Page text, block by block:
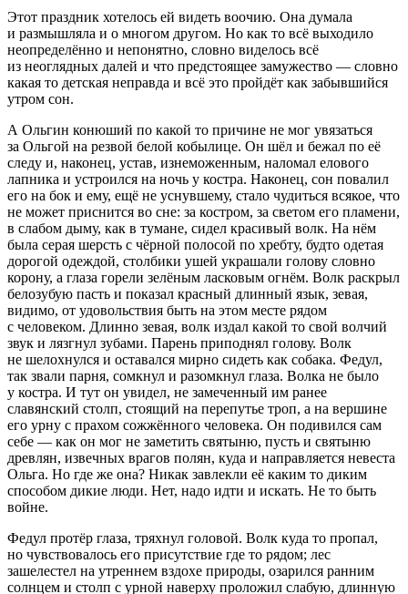
Этот праздник хотелось ей видеть воочию. Она думала
и размышляла и о многом другом. Но как то всё выходило
неопределённо и непонятно, словно виделось всё
из неоглядных далей и что предстоящее замужество — словно
какая то детская неправда и всё это пройдёт как забывшийся
утром сон.
А Ольгин конюший по какой то причине не мог увязаться
за Ольгой на резвой белой кобылице. Он шёл и бежал по её
следу и, наконец, устав, изнеможенным, наломал елового
лапника и устроился на ночь у костра. Наконец, сон повалил
его на бок и ему, ещё не уснувшему, стало чудиться всякое, что
не может приснится во сне: за костром, за светом его пламени,
в слабом дыму, как в тумане, сидел красивый волк. На нём
была серая шерсть с чёрной полосой по хребту, будто одетая
дорогой одеждой, столбики ушей украшали голову словно
корону, а глаза горели зелёным ласковым огнём. Волк раскрыл
белозубую пасть и показал красный длинный язык, зевая,
видимо, от удовольствия быть на этом месте рядом
с человеком. Длинно зевая, волк издал какой то свой волчий
звук и лязгнул зубами. Парень приподнял голову. Волк
не шелохнулся и оставался мирно сидеть как собака. Федул,
так звали парня, сомкнул и разомкнул глаза. Волка не было
у костра. И тут он увидел, не замеченный им ранее
славянский столп, стоящий на перепутье троп, а на вершине
его урну с прахом сожжённого человека. Он подивился сам
себе — как он мог не заметить святыню, пусть и святыню
древлян, извечных врагов полян, куда и направляется невеста
Ольга. Но где же она? Никак завлекли её каким то диким
способом дикие люди. Нет, надо идти и искать. Не то быть
войне.
Федул протёр глаза, тряхнул головой. Волк куда то пропал,
но чувствовалось его присутствие где то рядом; лес
зашелестел на утреннем вздохе природы, озарился ранним
солнцем и столп с урной наверху проложил слабую, длинную